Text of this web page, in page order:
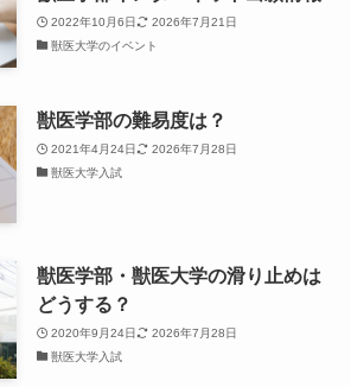
2022年10月6日
2026年7月21日
獣医大学のイベント
獣医学部の難易度は？
2021年4月24日
2026年7月28日
獣医大学入試
獣医学部・獣医大学の滑り止めは
どうする？
2020年9月24日
2026年7月28日
獣医大学入試